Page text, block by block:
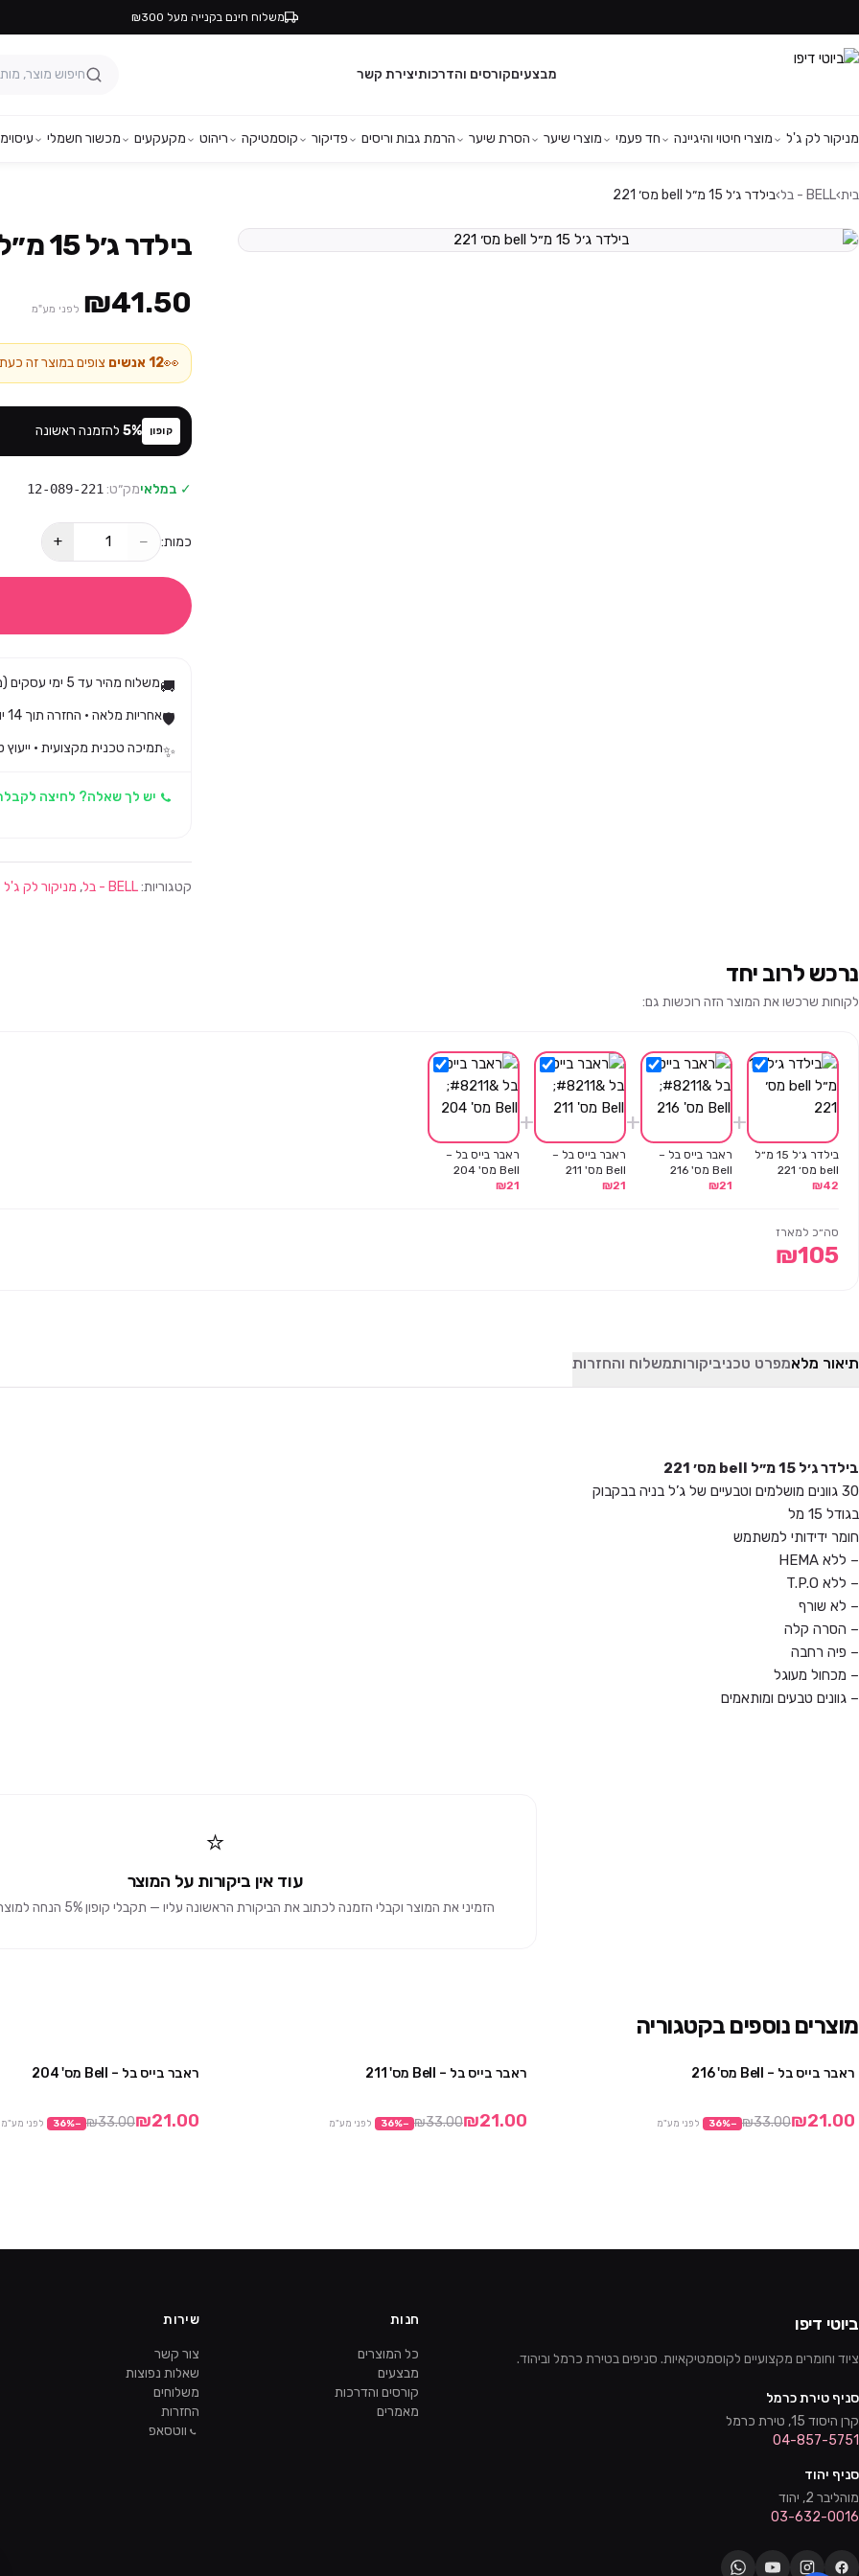
משלוח חינם בקנייה מעל ₪300
מבצעיםקורסים והדרכותיצירת קשר
מניקור לק ג'ל מוצרי חיטוי והיגיינה חד פעמי מוצרי שיער הסרת שיער הרמת גבות וריסים פדיקור קוסמטיקה ריהוט מקעקעים מכשור חשמלי עיסוי
בית›BELL - בל ›בילדר ג׳ל 15 מ״ל bell מס׳ 221
בילדר ג׳ל 15 מ״ל bell מס׳ 221
₪41.50 לפני מע"מ
👀
12אנשים צופים במוצר זה כעת
קופון 5% להזמנה ראשונה
✓ במלאימק״ט: 12-089-221
כמות: −
+
🚚משלוח מהיר עד 5 ימי עסקים (מגיע בד״כ עד 3)
🛡️אחריות מלאה · החזרה תוך 14 יום לפי חוק הגנת הצרכן
✨תמיכה טכנית מקצועית · ייעוץ
יש לך שאלה? לחיצה
קטגוריות:BELL - בל , מניקור לק ג'ל
נרכש לרוב יחד
לקוחות שרכשו את המוצר הזה רוכשות גם:
בילדר ג׳ל 15 מ״ל
bell מס׳ 221
₪42
+
ראבר בייס בל –
Bell מס' 216
₪21
+
ראבר בייס בל –
Bell מס' 211
₪21
+
ראבר בייס בל –
Bell מס' 204
₪21
סה״כ למארז
₪105
תיאור מלאמפרט טכניביקורותמשלוח והחזרות
בילדר ג׳ל 15 מ״ל bell מס׳ 221
30 גוונים מושלמים וטבעיים של ג’ל בניה בבקבוק
בגודל 15 מל
חומר ידידותי למשתמש
– ללא HEMA
– ללא T.P.O
– לא שורף
– הסרה קלה
– פיה רחבה
– מכחול מעוגל
– גוונים טבעים ומותאמים
⭐
עוד אין ביקורות על המוצר
הזמיני את המוצר וקבלי הזמנה לכתוב את הביקורת הראשונה עליו — תקבלי קופון 5% הנחה למוצרים הבאים 🎁
מוצרים נוספים בקטגוריה
ראבר בייס בל – Bell מס' 216
₪21.00
₪33.00
−
36% לפני מע"מ
ראבר בייס בל – Bell מס' 211
₪21.00
₪33.00
−
36% לפני מע"מ
ראבר בייס בל – Bell מס' 204
₪21.00
₪33.00
−
36% לפני מע"מ
ביוטי דיפו
ציוד וחומרים מקצועיים לקוסמטיקאיות. סניפים בטירת כרמל וביהוד.
סניף טירת כרמל
קרן היסוד 15, טירת כרמל
04-857-5751
סניף יהוד
מוהליבר 2, יהוד
03-632-0016
חנות
כל המוצרים
מבצעים
קורסים והדרכות
מאמרים
שירות
צור קשר
שאלות נפוצות
משלוחים
החזרות
ווטסאפ